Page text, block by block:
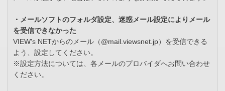
・メールソフトのフォルダ設定、迷惑メール設定によりメール
を受信できなかった
VIEW's NETからのメール（@mail.viewsnet.jp）を受信できる
よう、設定してください。
※設定方法については、各メールのプロバイダへお問い合わせ
ください。